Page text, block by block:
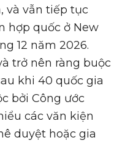
và vẫn tiếp tục
hợp quốc ở New
12 năm 2026.
trở nên ràng buộc
khi 40 quốc gia
bởi Công ước
các văn kiện
duyệt hoặc gia